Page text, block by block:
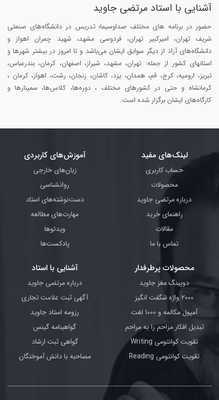
آشنایی با استاد مرتضی جاوید
حضور در برنامه های مختلف صداوسیما؛ تدریس در دانشگاه‌های صنعتی
شریف تهران، امیرکبیر تهران، فردوسی مشهد، شهید چمران اهواز و
دانشگاه‌های آزاد از دیگر سوابق ایشان می‌باشد و تا امروز در بیشتر شهرها و
استانهای کشور از جمله: تهران، مشهد، شیراز، اصفهان، کرمان، بندرعباس،
تبریز، ارومیه، کرج، قم، همدان، یزد، کاشان، زنجان، رشت، اهواز، کرمان ،
کرمانشاه و حتی در کشورهای مختلف ، دوره‌ها، کلاس‌ها، سمینار‌ها و
کارگاه‌های ایشان برگزار شده است.
لینک‌های مفید
حساب کاربری
محصولات
درباره مرتضی جاوید
راهنمای خرید
مقالات
تماس با ما
آموزش‌های کاربردی
زبان‌های خارجی
روانشناسی
دست‌نوشته‌های استاد
مهارت‌های مطالعه
ویدئوها
پادکست‌ها
محصولات پرطرفدار
دوپینگ مغز جاوید
2000 واژه شگفت انگیز
آمپول مکالمه و 1000 لغت
تبدیل افکار مزاحم را به مراحم
تقویت کوانتومی Writing
تقویت کوانتومی Reading
آشنایی با استاد
درباره مرتضی جاوید
آگهی ثبت علامت تجاری
رزومه استاد جاوید
گواهینامه گینس
گواهی ثبت ارشاد
مصاحبه با دانش آموختگان